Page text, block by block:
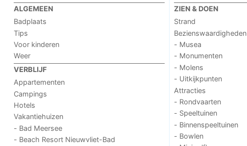
ALGEMEEN
Badplaats
Tips
Voor kinderen
Weer
VERBLIJF
Appartementen
Campings
Hotels
Vakantiehuizen
- Bad Meersee
- Beach Resort Nieuwvliet-Bad
ZIEN & DOEN
Strand
Bezienswaardigheden
- Musea
- Monumenten
- Molens
- Uitkijkpunten
Attracties
- Rondvaarten
- Speeltuinen
- Binnenspeeltuinen
- Bowlen